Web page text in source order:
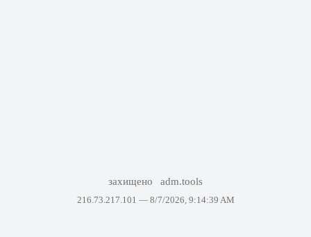
захищено adm.tools
216.73.217.101 — 8/7/2026, 9:14:39 AM